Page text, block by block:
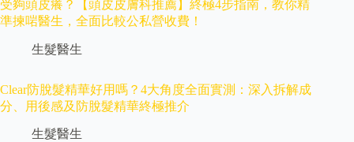
受夠頭皮癢？【頭皮皮膚科推薦】終極4步指南，教你精
準揀啱醫生，全面比較公私營收費！
生髮醫生
Clear防脫髮精華好用嗎？4大角度全面實測：深入拆解成
分、用後感及防脫髮精華終極推介
生髮醫生